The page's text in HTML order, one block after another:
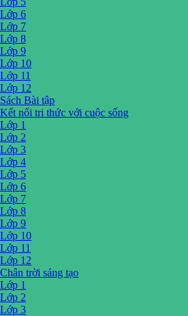
Lớp 6
Lớp 7
Lớp 8
Lớp 9
Lớp 10
Lớp 11
Lớp 12
Sách Bài tập
Kết nối tri thức với cuộc sống
Lớp 1
Lớp 2
Lớp 3
Lớp 4
Lớp 5
Lớp 6
Lớp 7
Lớp 8
Lớp 9
Lớp 10
Lớp 11
Lớp 12
Chân trời sáng tạo
Lớp 1
Lớp 2
Lớp 3